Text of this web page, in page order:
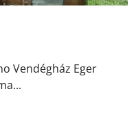
Vendégház Eger